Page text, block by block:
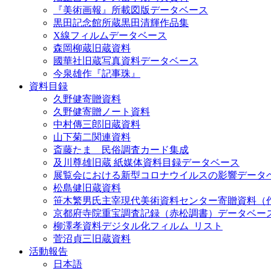
『美術画報』所載図版データベース
黒田記念館所蔵黒田清輝作品集
X線フィルムデータベース
森岡柳蔵旧蔵資料
國華社旧蔵写真資料データベース
今泉雄作『記事珠』
資料目録
久野健寄贈資料
久野健寄贈ノート資料
中村傳三郎旧蔵資料
山下菊二関連資料
斎藤たま 民俗調査カード集成
及川尊雄旧蔵 紙媒体資料目録データベース
展覧会における新型コロナウイルスの影響データ
松島健旧蔵資料
笹木繁男氏主宰現代美術資料センター寄贈資料（
京都府寺院重宝調査記録（赤松調書）データベー
柳澤孝資料デジタル化フィルム_リスト
菅沼貞三旧蔵資料
活動報告
日本語